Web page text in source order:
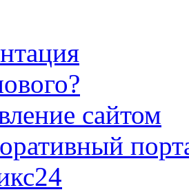
сайтом